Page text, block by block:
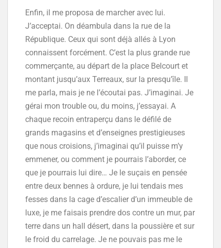
Enfin, il me proposa de marcher avec lui.
J’acceptai. On déambula dans la rue de la
République. Ceux qui sont déjà allés à Lyon
connaissent forcément. C’est la plus grande rue
commerçante, au départ de la place Belcourt et
montant jusqu’aux Terreaux, sur la presqu’île. Il
me parla, mais je ne l’écoutai pas. J’imaginai. Je
gérai mon trouble ou, du moins, j’essayai. A
chaque recoin entraperçu dans le défilé de
grands magasins et d’enseignes prestigieuses
que nous croisions, j’imaginai qu’il puisse m’y
emmener, ou comment je pourrais l’aborder, ce
que je pourrais lui dire… Je le suçais en pensée
entre deux bennes à ordure, je lui tendais mes
fesses dans la cage d’escalier d’un immeuble de
luxe, je me faisais prendre dos contre un mur, par
terre dans un hall désert, dans la poussière et sur
le froid du carrelage. Je ne pouvais pas me le